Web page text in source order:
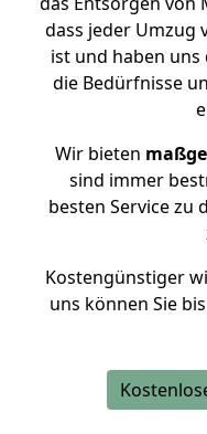
dass jeder Umzug
ist und haben
die Bedürfnisse
Wir bieten
sind immer
besten Service zu
Kostengünstiger
uns können Sie